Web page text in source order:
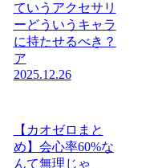
ていうアクセサリ
ーどういうキャラ
に持たせるべき？
ア
2025.12.26
【カオゼロまと
め】会心率60%な
んて無理じゃ